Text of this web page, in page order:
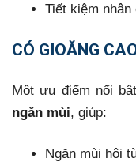
Tiết kiệm nhân
CÓ GIOĂNG
Một ưu điểm nổi
ngăn mùi, giúp:
Ngăn mùi hôi